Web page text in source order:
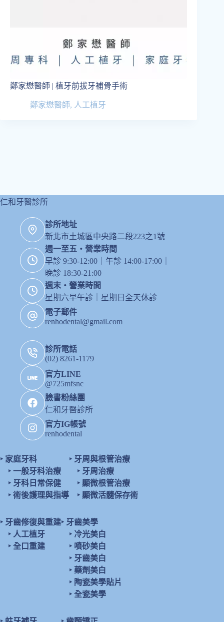
鄭家懋醫師 | 植牙前拔牙補骨手術
鄭家懋醫師, 人工植牙
仁和牙醫診所
診所地址
新北市土城區中央路二段223之1號
週一至五・營業時間
早診 9:30-12:00｜午診 14:00-17:00｜
晚診 18:30-21:00
週末・營業時間
星期六早午診｜星期日全天休診
電子郵件
renhodental@gmail.com
診所電話
(02) 8261-1179
官方LINE
@725mfsnc
臉書粉絲團
仁和牙醫診所
官方IG帳號
renhodental
‣ 家庭牙科
‣ 一般牙科治療
‣ 牙科日常保健
‣ 術後護理與指導
‣ 牙周與根管治療
‣ 牙周治療
‣ 顯微根管治療
‣ 顯微活髓保存術
‣ 牙齒修復與重建
‣ 人工植牙
‣ 全口重建
‣ 牙齒美學
‣ 冷光美白
‣ 噴砂美白
‣ 牙齒美白
‣ 藥劑美白
‣ 陶瓷美學貼片
‣ 全瓷美學